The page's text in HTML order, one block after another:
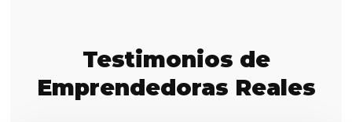
Testimonios de
Emprendedoras Reales